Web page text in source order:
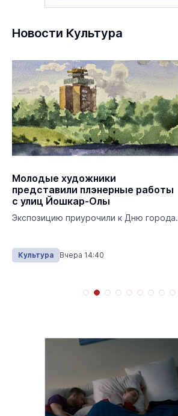
Новости Культура
Молодые художники
представили плэнерные работы
с улиц Йошкар-Олы
Экспозицию приурочили к Дню города.
Культура Вчера 14:40